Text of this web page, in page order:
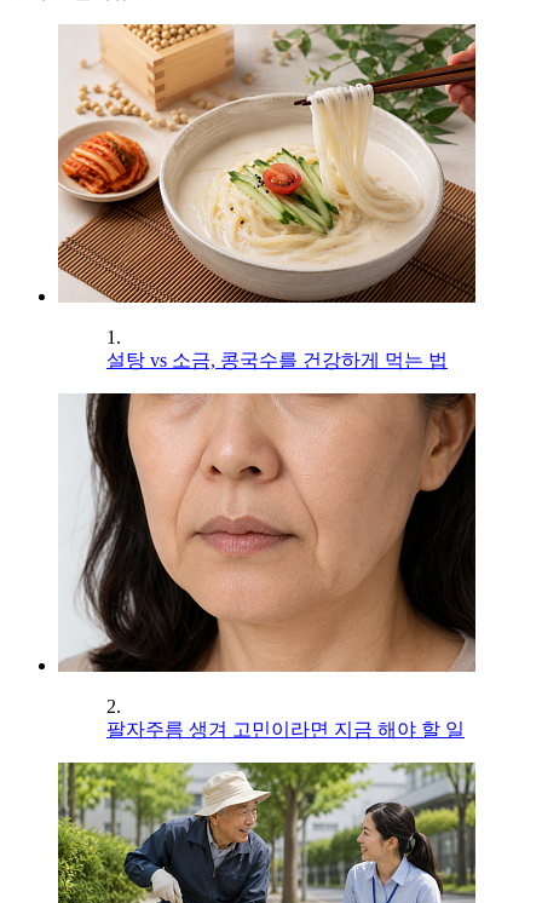
1.
설탕 vs 소금, 콩국수를 건강하게 먹는 법
2.
팔자주름 생겨 고민이라면 지금 해야 할 일